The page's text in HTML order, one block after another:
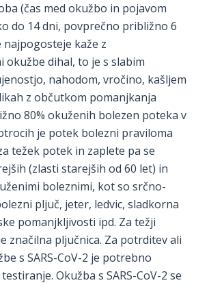
(čas med okužbo in pojavom
do 14 dni, povprečno približno 6
najpogosteje kaže z
okužbe dihal, to je s slabim
nahodom, vročino, kašljem
z občutkom pomanjkanja
80% okuženih bolezen poteka v
je potek bolezni praviloma
težek potek in zaplete pa se
(zlasti starejših od 60 let) in
boleznimi, kot so srčno-
pljuč, jeter, ledvic, sladkorna
pomanjkljivosti ipd. Za težji
značilna pljučnica. Za potrditev ali
s SARS-CoV-2 je potrebno
Okužba s SARS-CoV-2 se